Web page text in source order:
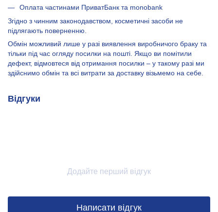
Оплата частинами ПриватБанк та monobank
Згідно з чинним законодавством, косметичні засоби не
підлягають поверненню.
Обмін можливий лише у разі виявлення виробничого браку та
тільки під час огляду посилки на пошті. Якщо ви помітили
дефект, відмовтеся від отримання посилки – у такому разі ми
здійснимо обмін та всі витрати за доставку візьмемо на себе.
Відгуки
Додайте перший відгук
Написати відгук